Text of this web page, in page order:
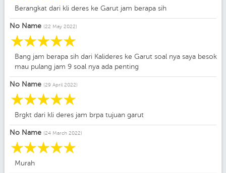
Berangkat dari kli deres ke Garut jam berapa sih
No Name (22 May 2022)
☆
☆
☆
☆
☆
Bang jam berapa sih dari Kalideres ke Garut soal nya saya besok
mau pulang jam 9 soal nya ada penting
No Name (29 April 2022)
☆
☆
☆
☆
☆
Brgkt dari kli deres jam brpa tujuan garut
No Name (24 March 2022)
☆
☆
☆
☆
☆
Murah